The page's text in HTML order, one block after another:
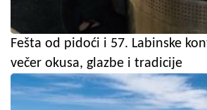
Fešta od pidoći i 57. Labinske
večer okusa, glazbe i tradicije